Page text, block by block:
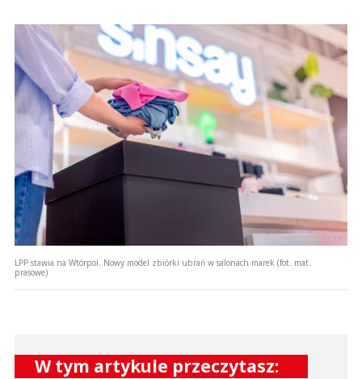
LPP stawia na Wtórpol. Nowy model zbiórki ubrań w salonach marek (fot. mat.
prasowe)
W tym artykule przeczytasz: